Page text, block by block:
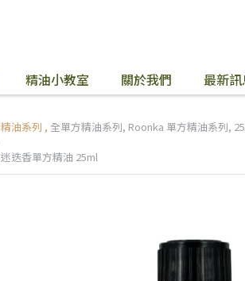
精油小教室 關於我們 最新
精油系列 , 全單方精油系列, Roonka 單方精油系列,
迷迭香單方精油 25ml